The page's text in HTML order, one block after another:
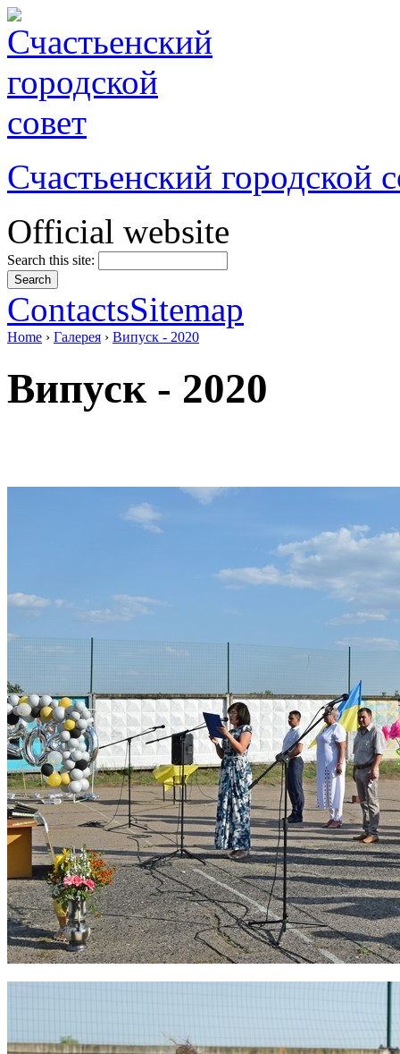
Счастьенский городской
Official website
Search this site:
ContactsSitemap
Home › Галерея › Випуск - 2020
Випуск - 2020